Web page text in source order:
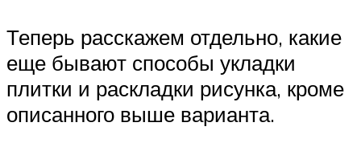
Теперь расскажем отдельно, какие
еще бывают способы укладки
плитки и раскладки рисунка, кроме
описанного выше варианта.